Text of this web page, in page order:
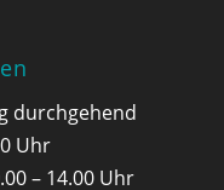
durchgehend
Uhr
– 14.00 Uhr